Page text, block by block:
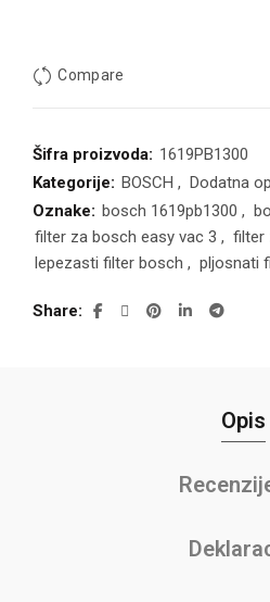
Compare
Šifra proizvoda: 1619PB1300
Kategorije: BOSCH , Dodatna
Oznake: bosch 1619pb1300 ,
filter za bosch easy vac 3 , filter
lepezasti filter bosch , pljosnati
Share
Opis